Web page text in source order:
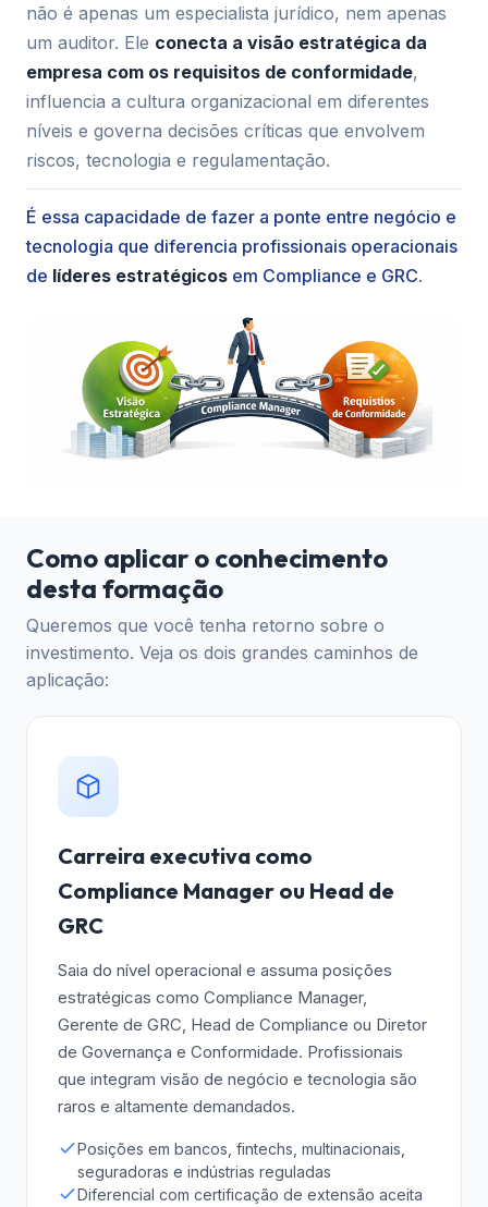
não é apenas um especialista jurídico, nem apenas
um auditor. Ele conecta a visão estratégica da
empresa com os requisitos de conformidade,
influencia a cultura organizacional em diferentes
níveis e governa decisões críticas que envolvem
riscos, tecnologia e regulamentação.
É essa capacidade de fazer a ponte entre negócio e
tecnologia que diferencia profissionais operacionais
de líderes estratégicos em Compliance e GRC.
Como aplicar o conhecimento
desta formação
Queremos que você tenha retorno sobre o
investimento. Veja os dois grandes caminhos de
aplicação:
Carreira executiva como
Compliance Manager ou Head de
GRC
Saia do nível operacional e assuma posições
estratégicas como Compliance Manager,
Gerente de GRC, Head de Compliance ou Diretor
de Governança e Conformidade. Profissionais
que integram visão de negócio e tecnologia são
raros e altamente demandados.
Posições em bancos, fintechs, multinacionais,
seguradoras e indústrias reguladas
Diferencial com certificação de extensão aceita